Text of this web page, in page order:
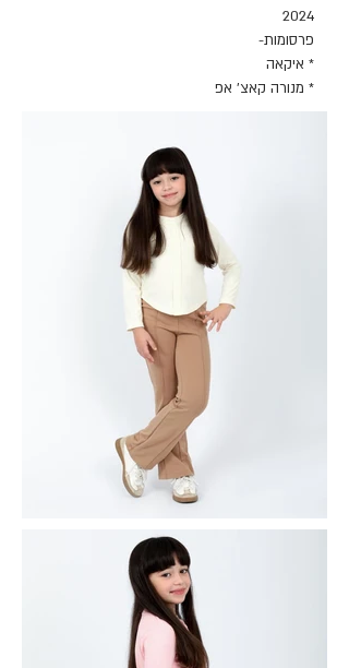
2024
פרסומות-
* איקאה
* מנורה קאצ׳ אפ